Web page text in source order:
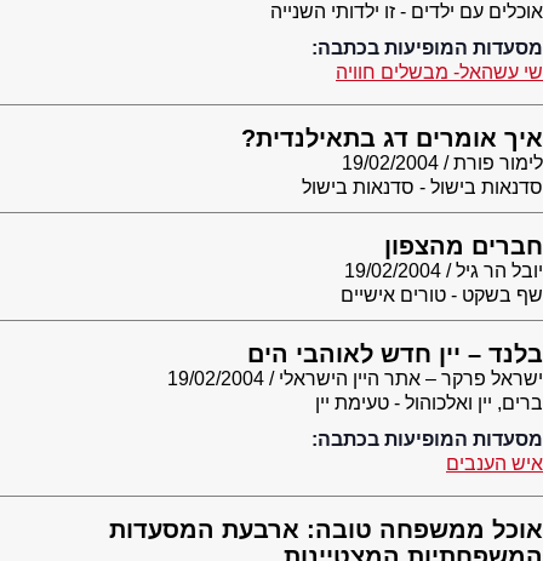
אוכלים עם ילדים - זו ילדותי השנייה
מסעדות המופיעות בכתבה:
שי עשהאל- מבשלים חוויה
איך אומרים דג בתאילנדית?
לימור פורת
19/02/2004
סדנאות בישול - סדנאות בישול
חברים מהצפון
יובל הר גיל
19/02/2004
שף בשקט - טורים אישיים
בלנד – יין חדש לאוהבי הים
ישראל פרקר – אתר היין הישראלי 19/02/2004
ברים, יין ואלכוהול - טעימת יין
מסעדות המופיעות בכתבה:
איש הענבים
אוכל ממשפחה טובה: ארבעת המסעדות